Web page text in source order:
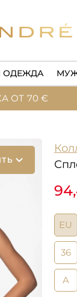
ОДЕЖДА
ОТ 70 €
EU
36
A